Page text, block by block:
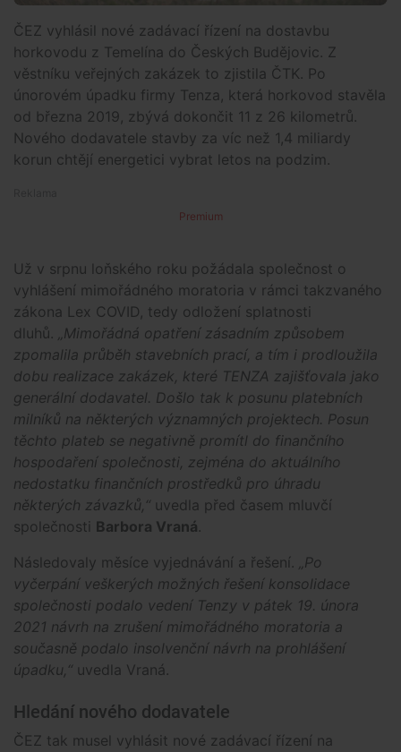
ČEZ vyhlásil nové zadávací řízení na dostavbu
horkovodu z Temelína do Českých Budějovic. Z
věstníku veřejných zakázek to zjistila ČTK. Po
únorovém úpadku firmy Tenza, která horkovod stavěla
od března 2019, zbývá dokončit 11 z 26 kilometrů.
Nového dodavatele stavby za víc než 1,4 miliardy
korun chtějí energetici vybrat letos na podzim.
Premium
Už v srpnu loňského roku požádala společnost o
vyhlášení mimořádného moratoria v rámci takzvaného
zákona Lex COVID, tedy odložení splatnosti
dluhů.
„Mimořádná opatření zásadním způsobem
zpomalila průběh stavebních prací, a tím i prodloužila
dobu realizace zakázek, které TENZA zajišťovala jako
generální dodavatel. Došlo tak k posunu platebních
milníků na některých významných projektech. Posun
těchto plateb se negativně promítl do finančního
hospodaření společnosti, zejména do aktuálního
nedostatku finančních prostředků pro úhradu
některých závazků,“ uvedla před časem mluvčí
společnosti Barbora Vraná.
Následovaly měsíce vyjednávání a řešení.
„Po
vyčerpání veškerých možných řešení konsolidace
společnosti podalo vedení Tenzy v pátek 19. února
2021 návrh na zrušení mimořádného moratoria a
současně podalo insolvenční návrh na prohlášení
úpadku,“ uvedla Vraná.
Hledání nového dodavatele
ČEZ tak musel vyhlásit nové zadávací řízení na